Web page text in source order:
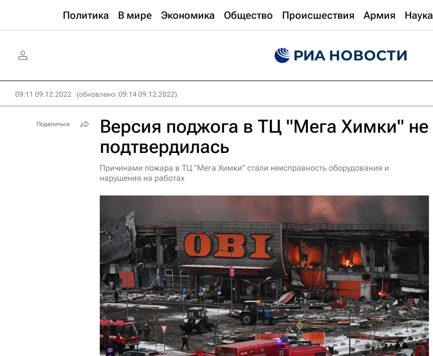
Политика В мире Экономика Общество Происшествия Армия Наука
09:11 09.12.2022 (обновлено: 09:14 09.12.2022)
Версия поджога в ТЦ "Мега Химки" не
подтвердилась
Причинами пожара в ТЦ "Мега Химки" стали неисправность оборудования и
нарушения на работах
Поделиться